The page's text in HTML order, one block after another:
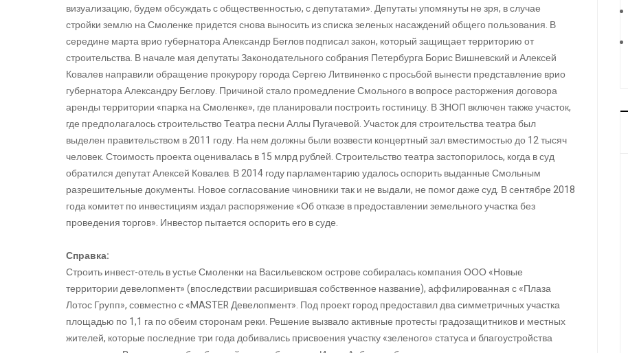
визуализацию, будем обсуждать с общественностью, с депутатами». Депутаты упомянуты не зря, в случае
стройки землю на Смоленке придется снова выносить из списка зеленых насаждений общего пользования. В
середине марта врио губернатора Александр Беглов подписал закон, который защищает территорию от
строительства. В начале мая депутаты Законодательного собрания Петербурга Борис Вишневский и Алексей
Ковалев направили обращение прокурору города Сергею Литвиненко с просьбой вынести представление врио
губернатора Александру Беглову. Причиной стало промедление Смольного в вопросе расторжения договора
аренды территории «парка на Смоленке», где планировали построить гостиницу. В ЗНОП включен также участок,
где предполагалось строительство Театра песни Аллы Пугачевой. Участок для строительства театра был
выделен правительством в 2011 году. На нем должны были возвести концертный зал вместимостью до 12 тысяч
человек. Стоимость проекта оценивалась в 15 млрд рублей. Строительство театра застопорилось, когда в суд
обратился депутат Алексей Ковалев. В 2014 году парламентарию удалось оспорить выданные Смольным
разрешительные документы. Новое согласование чиновники так и не выдали, не помог даже суд. В сентябре 2018
года комитет по инвестициям издал распоряжение «Об отказе в предоставлении земельного участка без
проведения торгов». Инвестор пытается оспорить его в суде.
Справка:
Строить инвест-отель в устье Смоленки на Васильевском острове собиралась компания ООО «Новые
территории девелопмент» (впоследствии расширившая собственное название), аффилированная с «Плаза
Лотос Групп», совместно с «MASTER Девелопмент». Под проект город предоставил два симметричных участка
площадью по 1,1 га по обеим сторонам реки. Решение вызвало активные протесты градозащитников и местных
жителей, которые последние три года добивались присвоения участку «зеленого» статуса и благоустройства